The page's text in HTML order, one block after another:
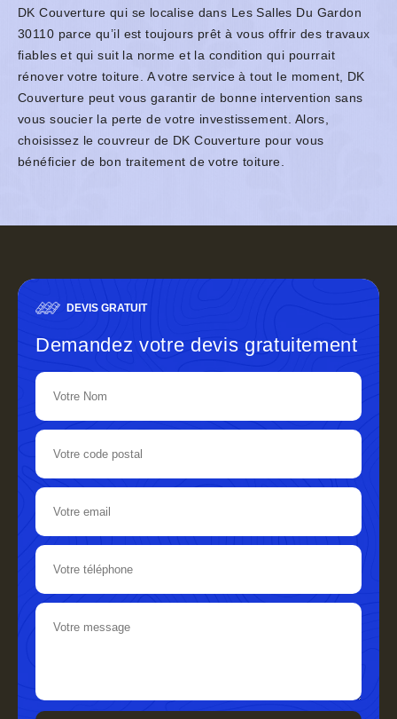
DK Couverture qui se localise dans Les Salles Du Gardon
30110 parce qu’il est toujours prêt à vous offrir des travaux
fiables et qui suit la norme et la condition qui pourrait
rénover votre toiture. A votre service à tout le moment, DK
Couverture peut vous garantir de bonne intervention sans
vous soucier la perte de votre investissement. Alors,
choisissez le couvreur de DK Couverture pour vous
bénéficier de bon traitement de votre toiture.
DEVIS GRATUIT
Demandez votre devis gratuitement